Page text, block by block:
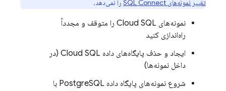
تغییر نمونه‌های SQL Connect را نمی‌دهد.
نمونه‌های Cloud SQL را متوقف و مجدداً
راه‌اندازی کنید
ایجاد و حذف پایگاه‌های داده Cloud SQL (در
داخل نمونه‌ها)
شروع نمونه‌های پایگاه داده PostgreSQL با